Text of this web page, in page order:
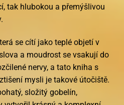
tak hlubokou a přemýšlivou
se cítí jako teplé objetí v
a moudrost se vsakují do
nervy, a tato kniha s
mysli je takové útočiště.
složitý gobelín,